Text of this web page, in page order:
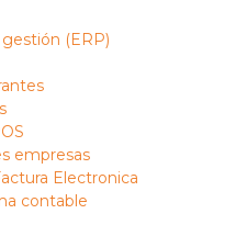
(ERP)
empresas
Electronica
contable